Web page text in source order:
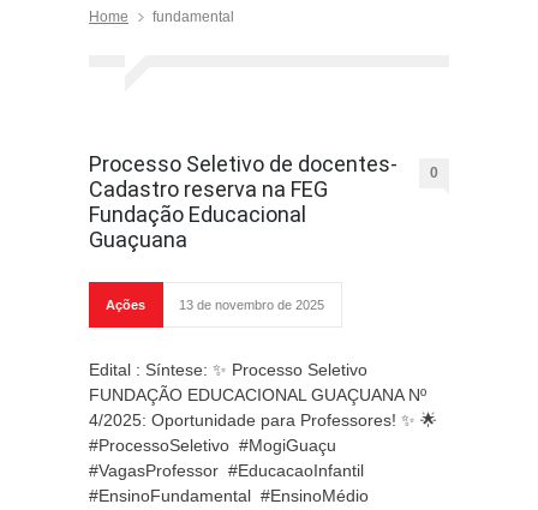
Home fundamental
Processo Seletivo de docentes-
Cadastro reserva na FEG
Fundação Educacional
Guaçuana
0
Ações 13 de novembro de 2025
Edital : Síntese: ✨ Processo Seletivo
FUNDAÇÃO EDUCACIONAL GUAÇUANA Nº
4/2025: Oportunidade para Professores! ✨ 🌟
#ProcessoSeletivo #MogiGuaçu
#VagasProfessor #EducacaoInfantil
#EnsinoFundamental #EnsinoMédio